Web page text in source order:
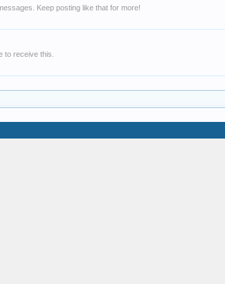
Keep posting like that for more!
to receive this.